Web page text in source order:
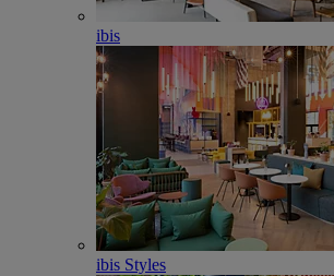
ibis
ibis Styles